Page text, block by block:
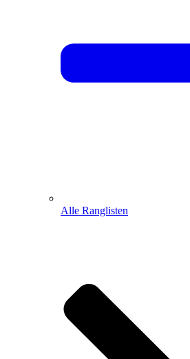
Alle Ranglisten